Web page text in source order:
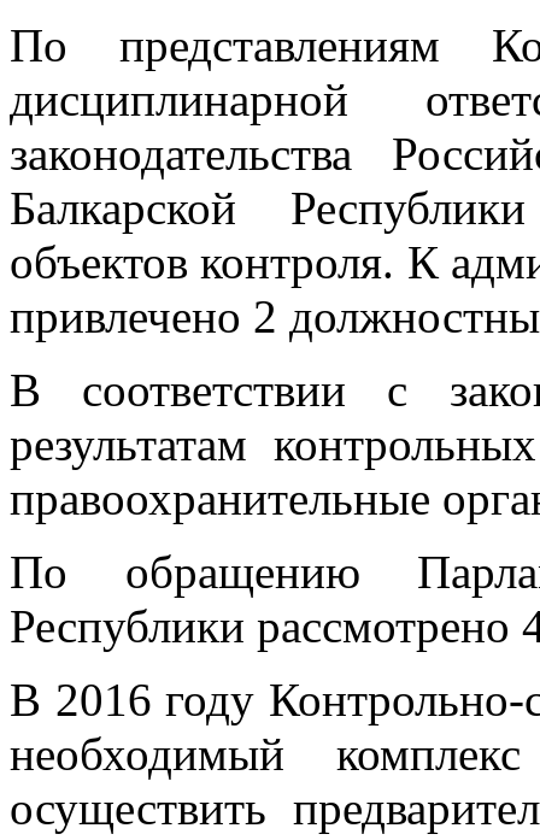
По представлениям
дисциплинарной
законодательства
Балкарской
объектов контроля. К
привлечено 2
В соответствии с
результатам
правоохранительные
По обращению
Республики рассмотрено
В 2016 году Контрольно-
необходимый
осуществить